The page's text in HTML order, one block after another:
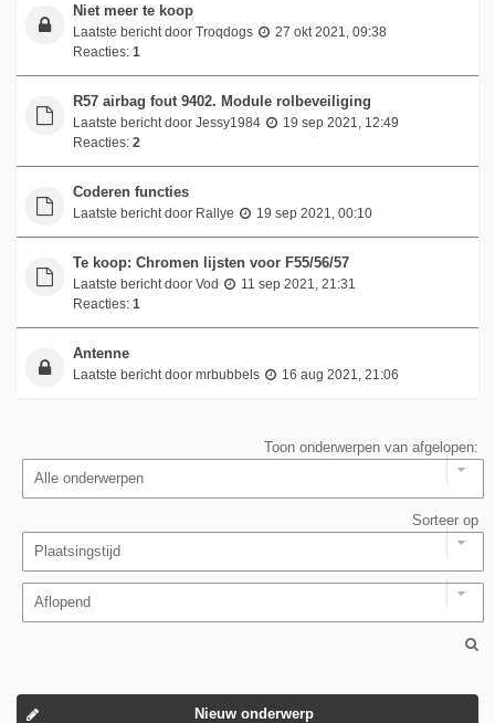
Niet meer te koop
Laatste bericht door Troqdogs
27 okt 2021, 09:38
Reacties: 1
R57 airbag fout 9402. Module rolbeveiliging
Laatste bericht door Jessy1984
19 sep 2021, 12:49
Reacties: 2
Coderen functies
Laatste bericht door Rallye 19 sep 2021, 00:10
Te koop: Chromen lijsten voor F55/56/57
Laatste bericht door Vod
11 sep 2021, 21:31
Reacties: 1
Antenne
Laatste bericht door mrbubbels 16 aug 2021, 21:06
Toon onderwerpen van afgelopen:
Sorteer op
Nieuw onderwerp